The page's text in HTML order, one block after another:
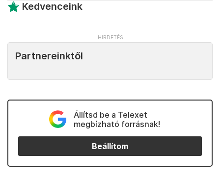
Kedvenceink
Partnereinktől
Állítsd be a Telexet
megbízható forrásnak!
Beállítom